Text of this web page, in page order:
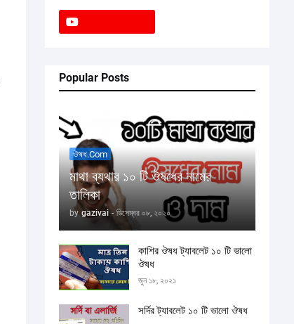
Popular Posts
ঔষধ.com
মাথা ব্যথার ১০ টি ঔষধের নামের
তালিকা
by gazivai - ডিসেম্বর ০৮, ২০২০
কাশির ঔষধ ট্যাবলেট ১০ টি ভালো
ঔষধ
জুন ১৮, ২০২১
সর্দির ট্যাবলেট ১০ টি ভালো ঔষধ